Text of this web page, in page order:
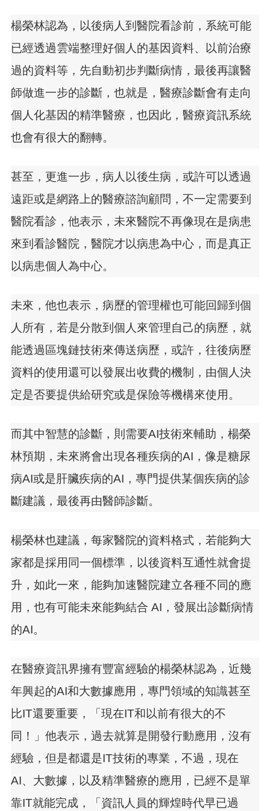
楊榮林認為，以後病人到醫院看診前，系統可能
已經透過雲端整理好個人的基因資料、以前治療
過的資料等，先自動初步判斷病情，最後再讓醫
師做進一步的診斷，也就是，醫療診斷會有走向
個人化基因的精準醫療，也因此，醫療資訊系統
也會有很大的翻轉。
甚至，更進一步，病人以後生病，或許可以透過
遠距或是網路上的醫療諮詢顧問，不一定需要到
醫院看診，他表示，未來醫院不再像現在是病患
來到看診醫院，醫院才以病患為中心，而是真正
以病患個人為中心。
未來，他也表示，病歷的管理權也可能回歸到個
人所有，若是分散到個人來管理自己的病歷，就
能透過區塊鏈技術來傳送病歷，或許，往後病歷
資料的使用還可以發展出收費的機制，由個人決
定是否要提供給研究或是保險等機構來使用。
而其中智慧的診斷，則需要AI技術來輔助，楊榮
林預期，未來將會出現各種疾病的AI，像是糖尿
病AI或是肝臟疾病的AI，專門提供某個疾病的診
斷建議，最後再由醫師診斷。
楊榮林也建議，每家醫院的資料格式，若能夠大
家都是採用同一個標準，以後資料互通性就會提
升，如此一來，能夠加速醫院建立各種不同的應
用，也有可能未來能夠結合 AI，發展出診斷病情
的AI。
在醫療資訊界擁有豐富經驗的楊榮林認為，近幾
年興起的AI和大數據應用，專門領域的知識甚至
比IT還要重要，「現在IT和以前有很大的不
同！」他表示，過去就算是開發行動應用，沒有
經驗，但是都還是IT技術的專業，不過，現在
AI、大數據，以及精準醫療的應用，已經不是單
靠IT就能完成，「資訊人員的輝煌時代早已過